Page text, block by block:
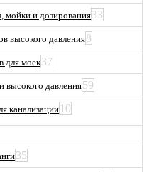
мойки и дозирования33
высокого давления8
для моек37
высокого давления59
канализации 10
35